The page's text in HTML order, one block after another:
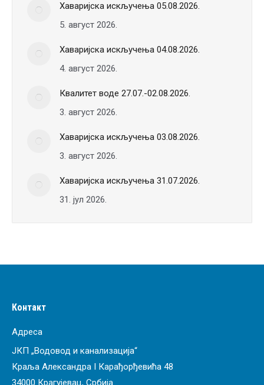
Хаваријска искључења 05.08.2026.
5. август 2026.
Хаваријска искључења 04.08.2026.
4. август 2026.
Квалитет воде 27.07.-02.08.2026.
3. август 2026.
Хаваријска искључења 03.08.2026.
3. август 2026.
Хаваријска искључења 31.07.2026.
31. јул 2026.
Контакт
Адреса
ЈКП „Водовод и канализација“
Краља Александра I Карађорђевића 48
34000 Крагујевац, Србија